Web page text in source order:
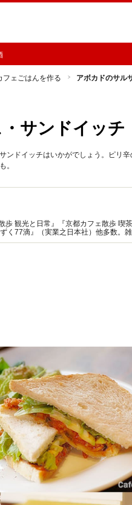
フェごはんを作る アボカドのサル
サンドイッチ
ンドイッチはいかがでしょう。ピリ
。
歩 観光と日常』『京都カフェ散歩 喫
く77滴』（実業之日本社）他多数。
マニア』主宰。